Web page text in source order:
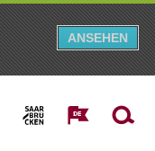
ANSEHEN